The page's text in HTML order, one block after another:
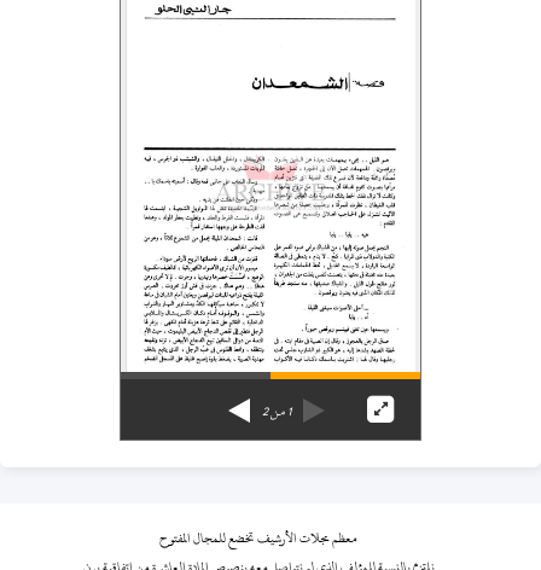
1من2
معظم مجلات الأرشيف تخضع للمجال المفتوح